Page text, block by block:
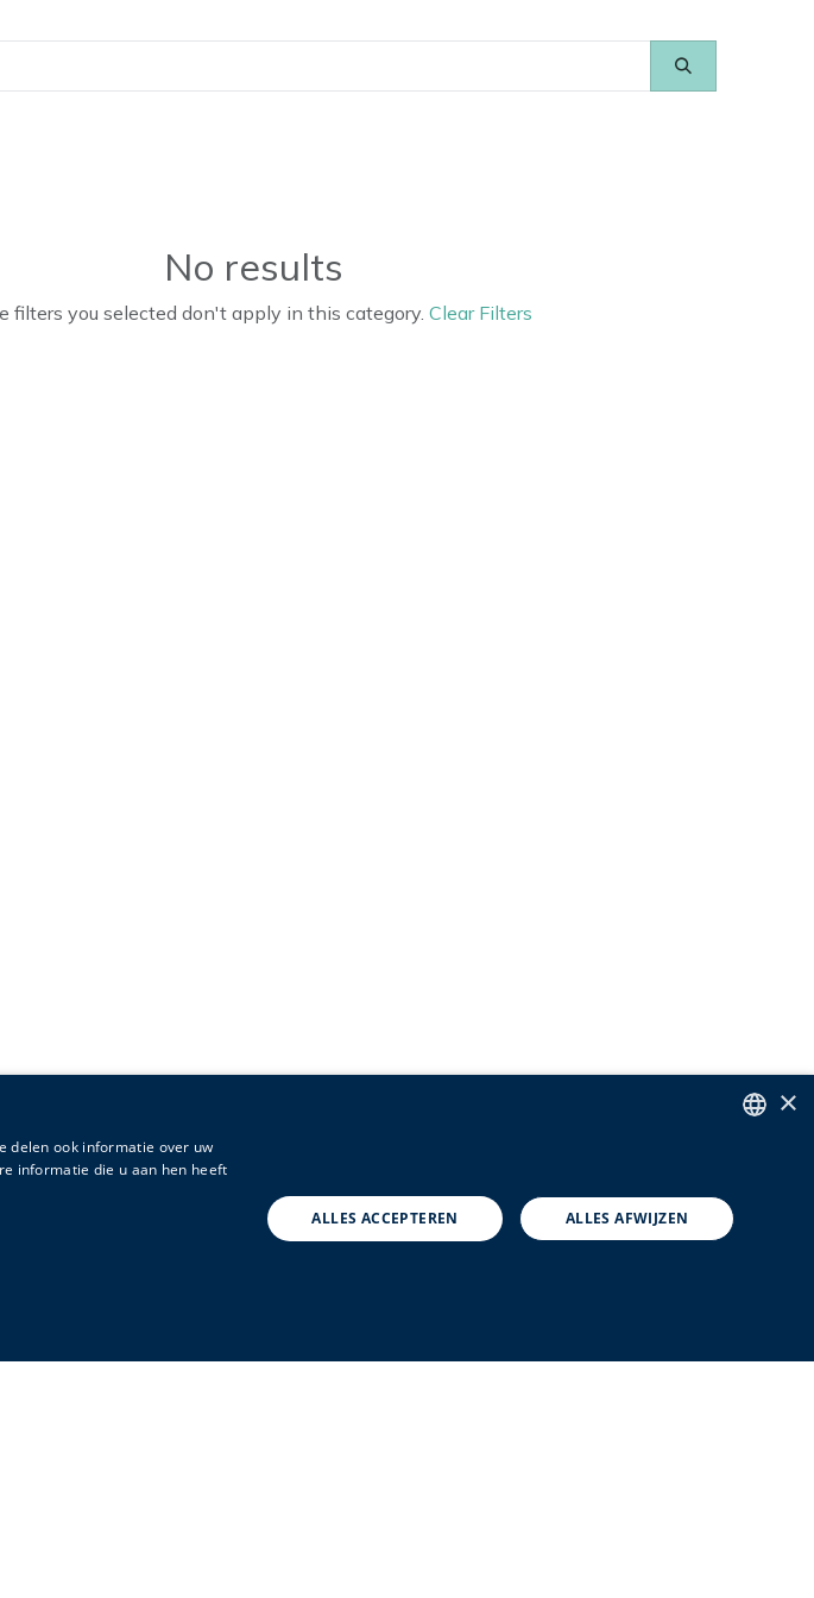
No results
filters you selected don't apply in this category. Clear Filters
DUTCH
×
delen ook informatie over uw
informatie die u aan hen heeft
ALLES ACCEPTEREN ALLES AFWIJZEN